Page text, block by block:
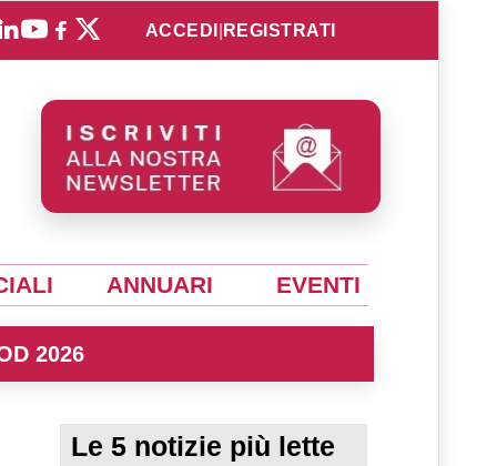
ACCEDI REGISTRATI
ANNUARI EVENTI
2026
Le 5 notizie più lette